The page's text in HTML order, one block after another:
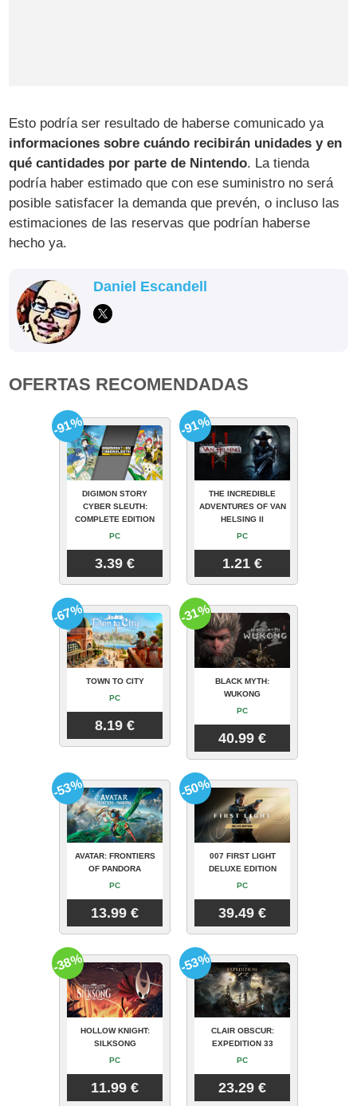
Esto podría ser resultado de haberse comunicado ya
informaciones sobre cuándo recibirán unidades y en
qué cantidades por parte de Nintendo. La tienda
podría haber estimado que con ese suministro no será
posible satisfacer la demanda que prevén, o incluso las
estimaciones de las reservas que podrían haberse
hecho ya.
Daniel Escandell
OFERTAS RECOMENDADAS
DIGIMON STORY
CYBER SLEUTH:
COMPLETE EDITION
PC
3.39 €
-91%
THE INCREDIBLE
ADVENTURES OF VAN
HELSING II
PC
1.21 €
-91%
TOWN TO CITY
PC
8.19 €
-67%
BLACK MYTH:
WUKONG
PC
40.99 €
-31%
AVATAR: FRONTIERS
OF PANDORA
PC
13.99 €
-53%
007 FIRST LIGHT
DELUXE EDITION
PC
39.49 €
-50%
HOLLOW KNIGHT:
SILKSONG
PC
11.99 €
-38%
CLAIR OBSCUR:
EXPEDITION 33
PC
23.29 €
-53%